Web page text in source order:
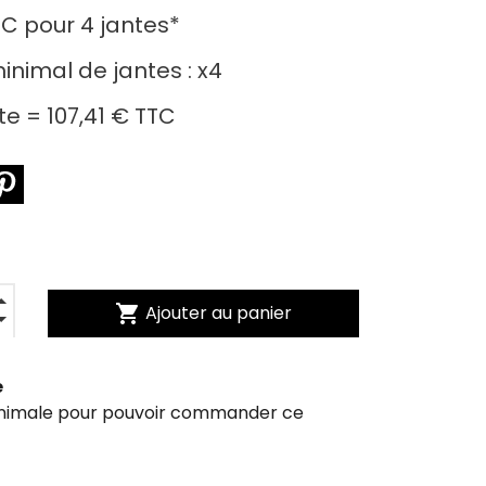
pour 4 jantes*
de jantes : x4
= 107,41 € TTC
shopping_cart Ajouter au panier
pour pouvoir commander ce